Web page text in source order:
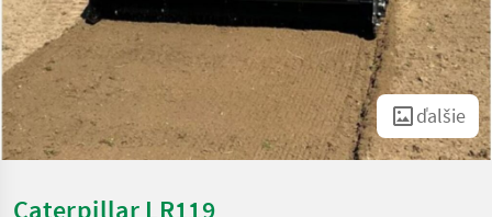
ďalšie
Caterpillar LR119